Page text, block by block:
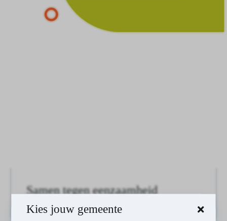
Samen tegen eenzaamheid
LEES BERICHT
Kies jouw gemeente